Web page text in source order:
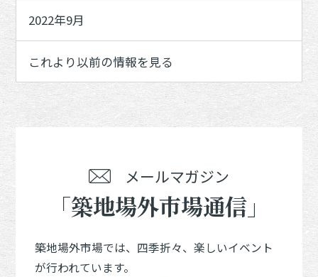
2022年9月
これより以前の情報を見る
メールマガジン
「築地場外市場通信」
築地場外市場では、四季折々、楽しいイベント
が行われています。